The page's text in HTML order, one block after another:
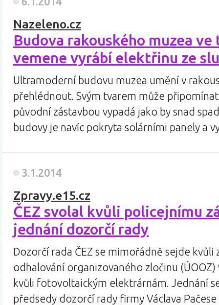
Nazeleno.cz
Budova rakouského muzea
vemene vyrábí elektřinu ze
Ultramoderní budovu muzea umění v
přehlédnout. Svým tvarem může
původní zástavbou vypadá jako by snad
budovy je navíc pokryta solárními panely a
3.1.2014
Zpravy.e15.cz
ČEZ svolal kvůli policejnímu
jednání dozorčí rady
Dozorčí rada ČEZ se mimořádně sejde kvůli
odhalování organizovaného zločinu
kvůli fotovoltaickým elektrárnám. Jednání
předsedy dozorčí rady firmy Václava